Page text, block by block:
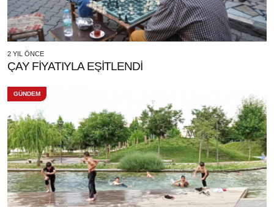
2 YIL ÖNCE
ÇAY FİYATIYLA EŞİTLENDİ
GÜNDEM